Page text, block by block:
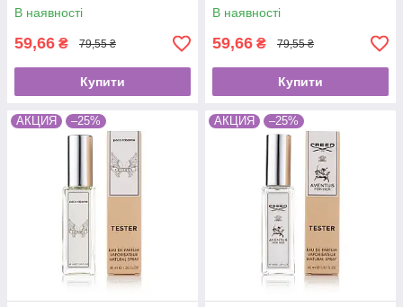
В наявності
59,66 ₴ 79,55 ₴
Купити
В наявності
59,66 ₴ 79,55 ₴
Купити
АКЦИЯ –25% АКЦИЯ –25%